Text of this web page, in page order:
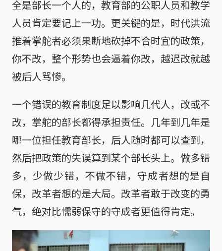
全是部长一个人的，教育部的公职人员和教学
人员肯定要记上一功。更关键的是，时代洪流
推着掌舵者必须果断地砍掉不合时宜的政策，
你不改，整个形势也会逼着你改，越迟改就越
被后人骂惨。
一个错误的教育制度足以影响几代人，改或不
改，掌舵的部长都得承担责任。几年到几年是
哪一位担任教育部长，后人随时都可以查到，
然后把政策的失误算到某个部长头上。做多错
多，少做少错，不做不错，守成者想的是自
保，改革者想的是大局。改革者敢于改变的勇
气，绝对比懦弱保守的守成者更值得肯定。